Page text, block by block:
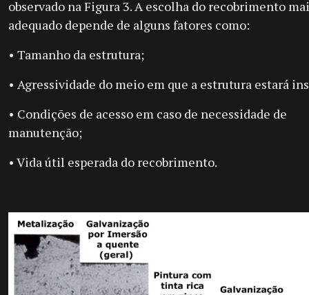
observado na Figura 3. A escolha do recobrimento
adequado depende de alguns fatores como:
• Tamanho da estrutura;
• Agressividade do meio em que a estrutura estará
• Condições de acesso em caso de necessidade de
manutenção;
• Vida útil esperada do recobrimento.